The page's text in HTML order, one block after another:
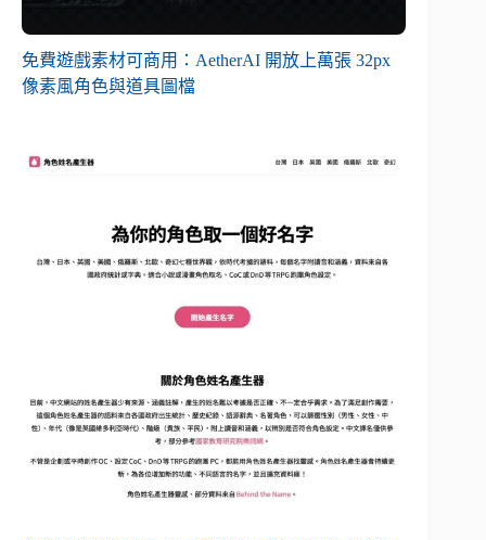
免費遊戲素材可商用：AetherAI 開放上萬張 32px
像素風角色與道具圖檔